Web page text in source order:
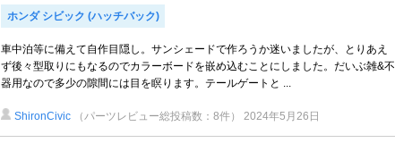
ホンダ シビック (ハッチバック)
車中泊等に備えて自作目隠し。サンシェードで作ろうか迷いましたが、とりあえ
ず後々型取りにもなるのでカラーボードを嵌め込むことにしました。だいぶ雑&不
器用なので多少の隙間には目を瞑ります。テールゲートと ...
ShironCivic （パーツレビュー総投稿数：8件） 2024年5月26日